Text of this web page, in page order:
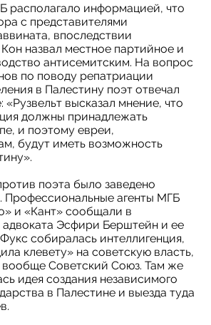
располагало информацией, что
с представителями
впоследствии
назвал местное партийное и
антисемитским. На вопрос
по поводу репатриации
в Палестину поэт отвечал
высказал мнение, что
должны принадлежать
и поэтому евреи,
будут иметь возможность
поэта было заведено
Профессиональные агенты МГБ
и «Кант» сообщали в
адвоката Эсфири Берштейн и ее
собиралась интеллигенция,
клевету» на советскую власть,
вообще Советский Союз. Там же
идея создания независимого
в Палестине и выезда туда